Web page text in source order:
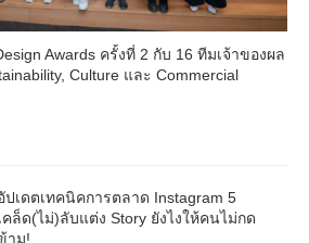
Awards ครั้งที่ 2 กับ 16 ทีมเจ้าของผล
Culture และ Commercial
ปเดตเทคนิคการตลาด Instagram 5
คล็ด(ไม่)ลับแต่ง Story ยังไงให้คนไม่กด
าม!